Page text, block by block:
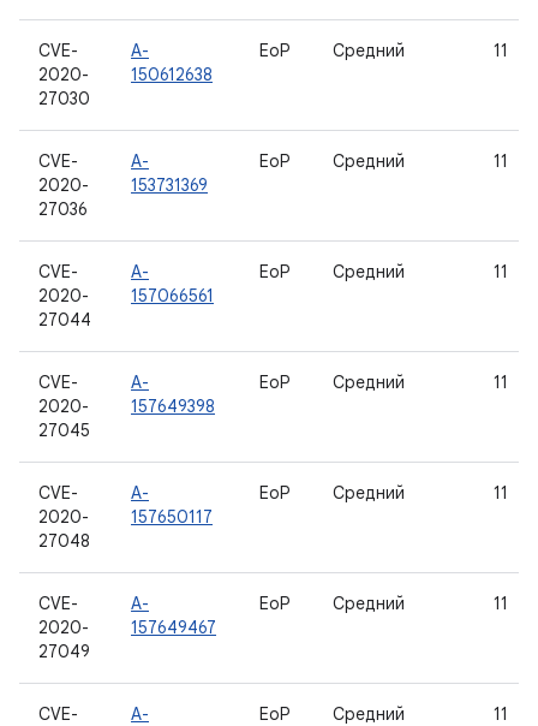
CVE-
2020-
27030
A-
150612638
EoP Средний 11
CVE-
2020-
27036
A-
153731369
EoP Средний 11
CVE-
2020-
27044
A-
157066561
EoP Средний 11
CVE-
2020-
27045
A-
157649398
EoP Средний 11
CVE-
2020-
27048
A-
157650117
EoP Средний 11
CVE-
2020-
27049
A-
157649467
EoP Средний 11
CVE-
A-
EoP Средний 11